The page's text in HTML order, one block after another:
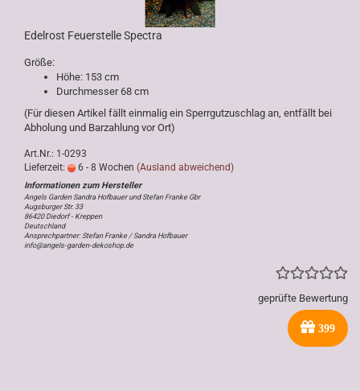
Edelrost Feuerstelle Spectra
Größe:
Höhe: 153 cm
Durchmesser 68 cm
(Für diesen Artikel fällt einmalig ein Sperrgutzuschlag an, entfällt bei
Abholung und Barzahlung vor Ort)
Art.Nr.: 1-0293
Lieferzeit:
6 - 8 Wochen (Ausland abweichend)
Angels Garden Sandra Hofbauer und Stefan Franke Gbr
Augsburger Str. 33
86420 Diedorf - Kreppen
Deutschland
Ansprechpartner: Stefan Franke / Sandra Hofbauer
info@angels-garden-dekoshop.de
geprüfte Bewertung
399